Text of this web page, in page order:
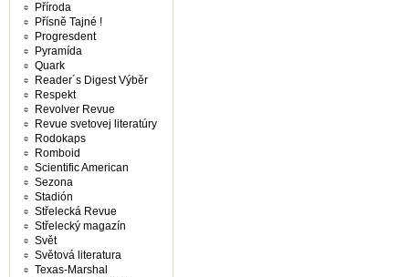
Příroda
Přísně Tajné !
Progresdent
Pyramída
Quark
Reader´s Digest Výběr
Respekt
Revolver Revue
Revue svetovej literatúry
Rodokaps
Romboid
Scientific American
Sezona
Stadión
Střelecká Revue
Střelecký magazín
Svět
Světová literatura
Texas-Marshal